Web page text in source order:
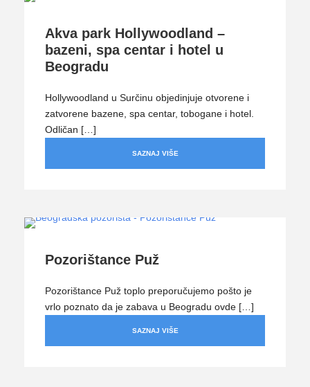
Akva park Hollywoodland –
bazeni, spa centar i hotel u
Beogradu
Hollywoodland u Surčinu objedinjuje otvorene i
zatvorene bazene, spa centar, tobogane i hotel.
Odličan […]
SAZNAJ VIŠE
Pozorištance Puž
Pozorištance Puž toplo preporučujemo pošto je
vrlo poznato da je zabava u Beogradu ovde […]
SAZNAJ VIŠE